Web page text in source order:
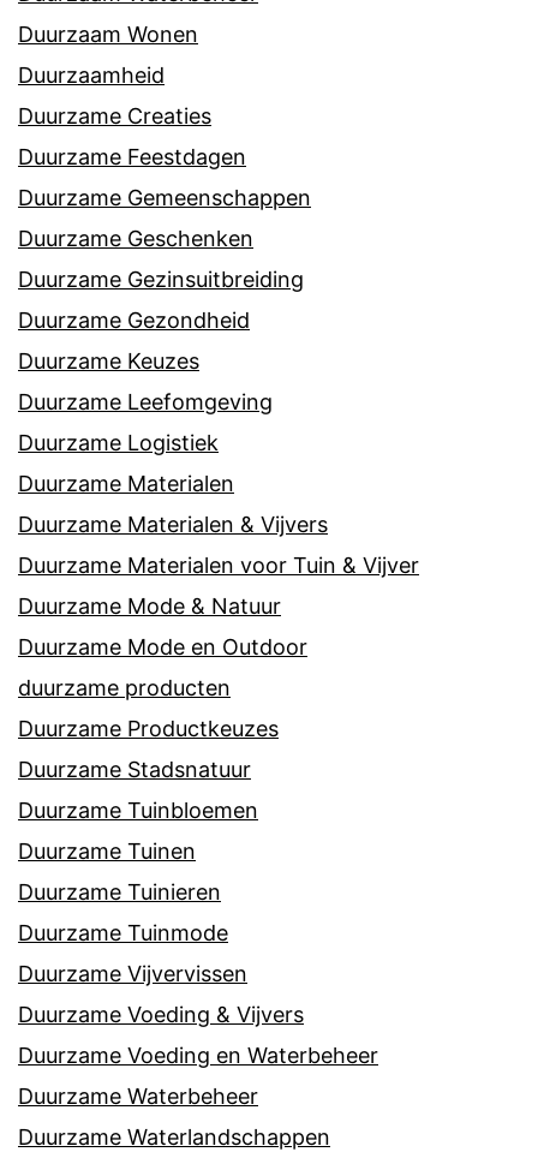
Duurzaam Wonen
Duurzaamheid
Duurzame Creaties
Duurzame Feestdagen
Duurzame Gemeenschappen
Duurzame Geschenken
Duurzame Gezinsuitbreiding
Duurzame Gezondheid
Duurzame Keuzes
Duurzame Leefomgeving
Duurzame Logistiek
Duurzame Materialen
Duurzame Materialen & Vijvers
Duurzame Materialen voor Tuin & Vijver
Duurzame Mode & Natuur
Duurzame Mode en Outdoor
duurzame producten
Duurzame Productkeuzes
Duurzame Stadsnatuur
Duurzame Tuinbloemen
Duurzame Tuinen
Duurzame Tuinieren
Duurzame Tuinmode
Duurzame Vijvervissen
Duurzame Voeding & Vijvers
Duurzame Voeding en Waterbeheer
Duurzame Waterbeheer
Duurzame Waterlandschappen